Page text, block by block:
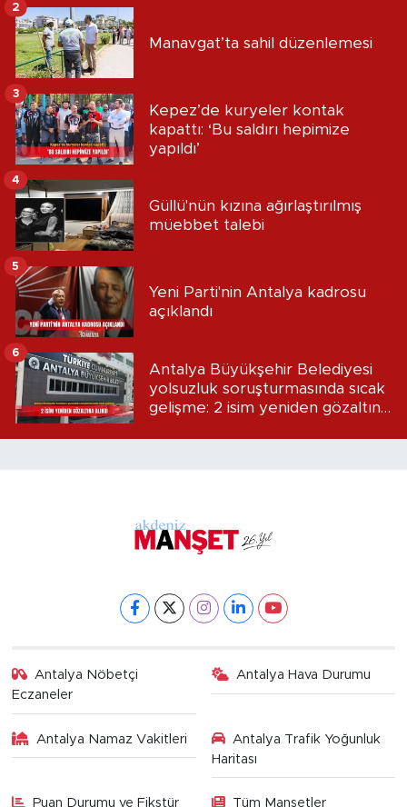
Manavgat’ta sahil düzenlemesi
2
Kepez’de kuryeler kontak
kapattı: ‘Bu saldırı hepimize
yapıldı’
3
Güllü'nün kızına ağırlaştırılmış
müebbet talebi
4
Yeni Parti'nin Antalya kadrosu
açıklandı
5
Antalya Büyükşehir Belediyesi
yolsuzluk soruşturmasında sıcak
gelişme: 2 isim yeniden gözaltına
6
Antalya Nöbetçi
Eczaneler
Antalya Hava Durumu
Antalya Namaz Vakitleri
Antalya Trafik Yoğunluk
Haritası
Puan Durumu ve Fikstür Tüm Manşetler